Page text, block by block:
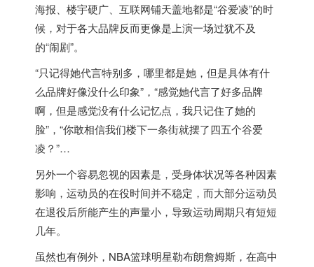
海报、楼宇硬广、互联网铺天盖地都是“谷爱凌”的时
候，对于各大品牌反而更像是上演一场过犹不及
的“闹剧”。
“只记得她代言特别多，哪里都是她，但是具体有什
么品牌好像没什么印象”，“感觉她代言了好多品牌
啊，但是感觉没有什么记忆点，我只记住了她的
脸”，“你敢相信我们楼下一条街就摆了四五个谷爱
凌？”…
另外一个容易忽视的因素是，受身体状况等各种因素
影响，运动员的在役时间并不稳定，而大部分运动员
在退役后所能产生的声量小，导致运动周期只有短短
几年。
虽然也有例外，NBA篮球明星勒布朗詹姆斯，在高中